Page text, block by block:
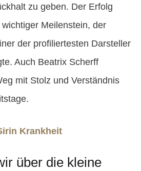
zu geben. Der Erfolg
Meilenstein, der
der profiliertesten Darsteller
Auch Beatrix Scherff
mit Stolz und Verständnis
Krankheit
über die kleine